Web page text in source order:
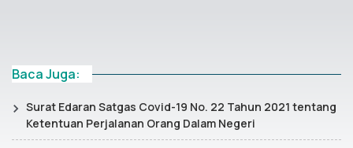
Baca Juga:
Surat Edaran Satgas Covid-19 No. 22 Tahun 2021 tentang
Ketentuan Perjalanan Orang Dalam Negeri